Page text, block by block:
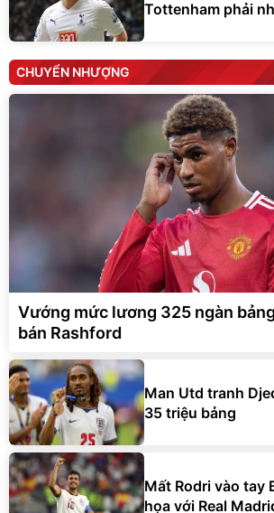
Tottenham phải
CHUYỂN NHƯỢNG
Vướng mức lương 325 ngàn
bán Rashford
Man Utd tranh
35 triệu bảng
Mất Rodri vào tay
họa với Real